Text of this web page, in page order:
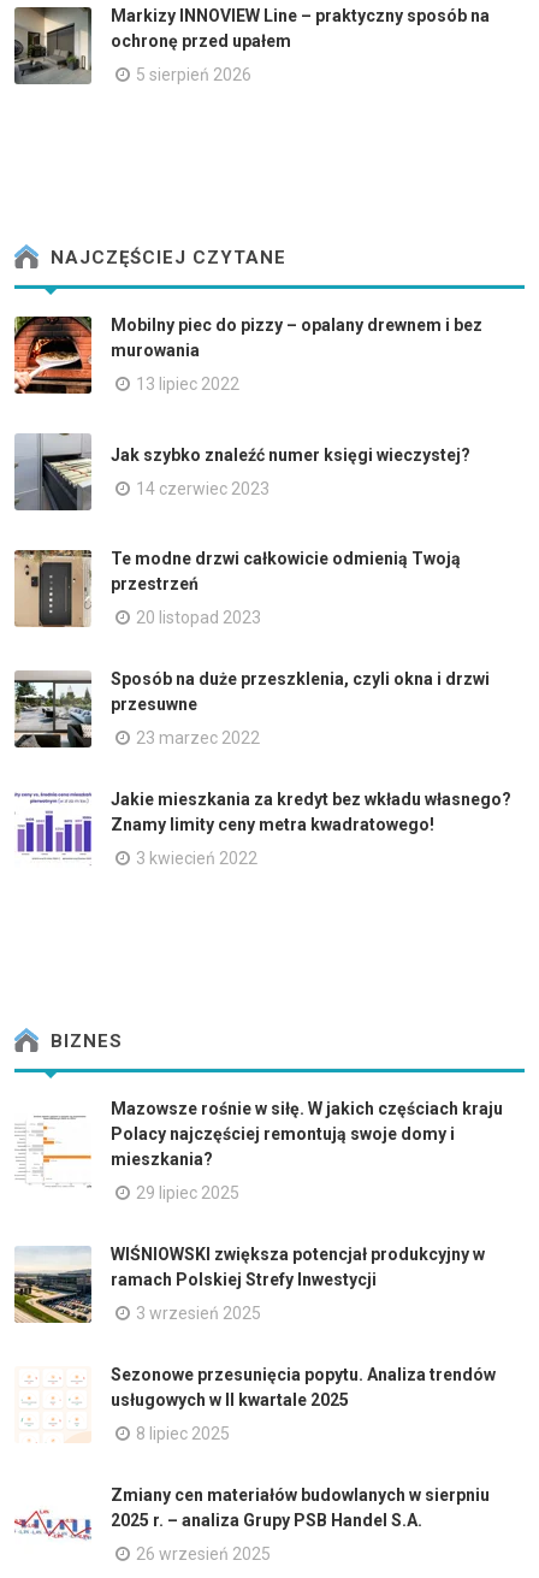
Markizy INNOVIEW Line – praktyczny sposób na
ochronę przed upałem
5 sierpień 2026
NAJCZĘŚCIEJ CZYTANE
Mobilny piec do pizzy – opalany drewnem i bez
murowania
13 lipiec 2022
Jak szybko znaleźć numer księgi wieczystej?
14 czerwiec 2023
Te modne drzwi całkowicie odmienią Twoją
przestrzeń
20 listopad 2023
Sposób na duże przeszklenia, czyli okna i drzwi
przesuwne
23 marzec 2022
Jakie mieszkania za kredyt bez wkładu własnego?
Znamy limity ceny metra kwadratowego!
3 kwiecień 2022
BIZNES
Mazowsze rośnie w siłę. W jakich częściach kraju
Polacy najczęściej remontują swoje domy i
mieszkania?
29 lipiec 2025
WIŚNIOWSKI zwiększa potencjał produkcyjny w
ramach Polskiej Strefy Inwestycji
3 wrzesień 2025
Sezonowe przesunięcia popytu. Analiza trendów
usługowych w II kwartale 2025
8 lipiec 2025
Zmiany cen materiałów budowlanych w sierpniu
2025 r. – analiza Grupy PSB Handel S.A.
26 wrzesień 2025